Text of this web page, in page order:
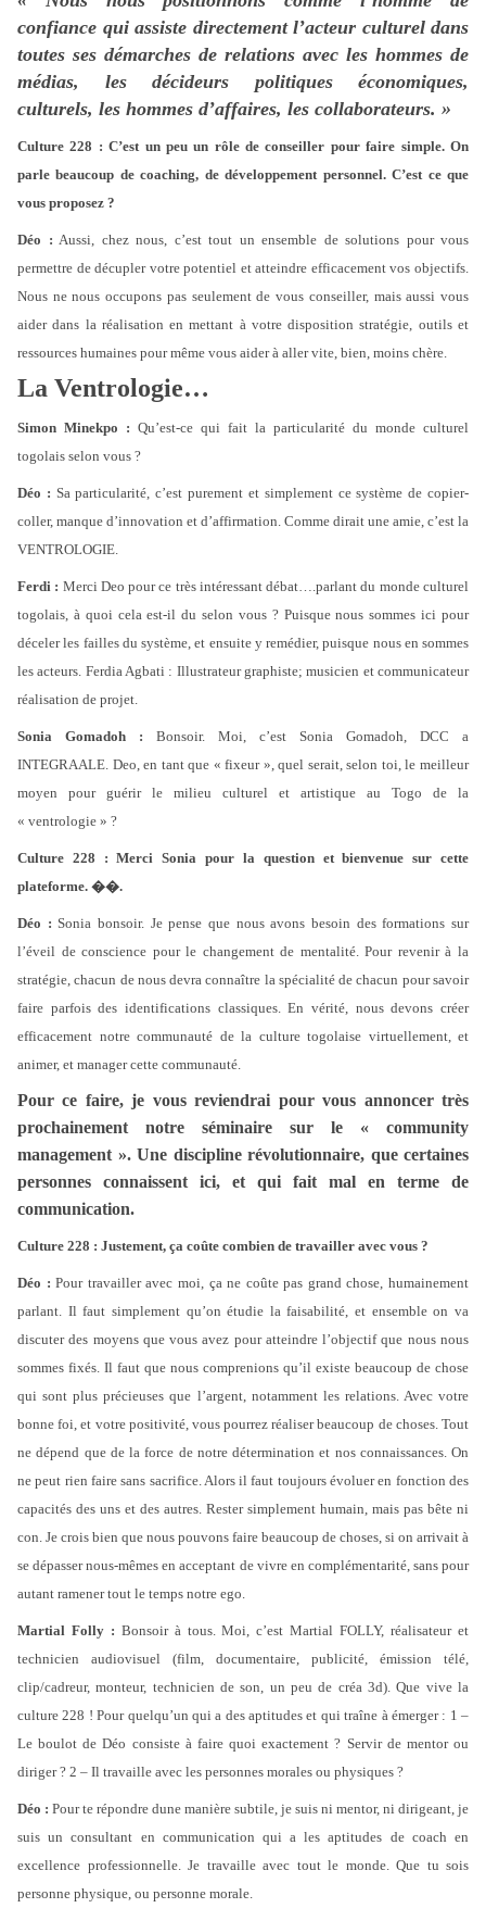
confiance qui assiste directement l’acteur culturel dans
toutes ses démarches de relations avec les hommes de
médias, les décideurs politiques économiques,
culturels, les hommes d’affaires, les collaborateurs. »
Culture 228 : C’est un peu un rôle de conseiller pour faire simple. On
parle beaucoup de coaching, de développement personnel. C’est ce que
vous proposez ?
Déo : Aussi, chez nous, c’est tout un ensemble de solutions pour vous
permettre de décupler votre potentiel et atteindre efficacement vos objectifs.
Nous ne nous occupons pas seulement de vous conseiller, mais aussi vous
aider dans la réalisation en mettant à votre disposition stratégie, outils et
ressources humaines pour même vous aider à aller vite, bien, moins chère.
La Ventrologie…
Simon Minekpo : Qu’est-ce qui fait la particularité du monde culturel
togolais selon vous ?
Déo : Sa particularité, c’est purement et simplement ce système de copier-
coller, manque d’innovation et d’affirmation. Comme dirait une amie, c’est la
VENTROLOGIE.
Ferdi : Merci Deo pour ce très intéressant débat….parlant du monde culturel
togolais, à quoi cela est-il du selon vous ? Puisque nous sommes ici pour
déceler les failles du système, et ensuite y remédier, puisque nous en sommes
les acteurs. Ferdia Agbati : Illustrateur graphiste; musicien et communicateur
réalisation de projet.
Sonia Gomadoh : Bonsoir. Moi, c’est Sonia Gomadoh, DCC a
INTEGRAALE. Deo, en tant que « fixeur », quel serait, selon toi, le meilleur
moyen pour guérir le milieu culturel et artistique au Togo de la
« ventrologie » ?
Culture 228 : Merci Sonia pour la question et bienvenue sur cette
plateforme. ��.
Déo : Sonia bonsoir. Je pense que nous avons besoin des formations sur
l’éveil de conscience pour le changement de mentalité. Pour revenir à la
stratégie, chacun de nous devra connaître la spécialité de chacun pour savoir
faire parfois des identifications classiques. En vérité, nous devons créer
efficacement notre communauté de la culture togolaise virtuellement, et
animer, et manager cette communauté.
Pour ce faire, je vous reviendrai pour vous annoncer très
prochainement notre séminaire sur le « community
management ». Une discipline révolutionnaire, que certaines
personnes connaissent ici, et qui fait mal en terme de
communication.
Culture 228 : Justement, ça coûte combien de travailler avec vous ?
Déo : Pour travailler avec moi, ça ne coûte pas grand chose, humainement
parlant. Il faut simplement qu’on étudie la faisabilité, et ensemble on va
discuter des moyens que vous avez pour atteindre l’objectif que nous nous
sommes fixés. Il faut que nous comprenions qu’il existe beaucoup de chose
qui sont plus précieuses que l’argent, notamment les relations. Avec votre
bonne foi, et votre positivité, vous pourrez réaliser beaucoup de choses. Tout
ne dépend que de la force de notre détermination et nos connaissances. On
ne peut rien faire sans sacrifice. Alors il faut toujours évoluer en fonction des
capacités des uns et des autres. Rester simplement humain, mais pas bête ni
con. Je crois bien que nous pouvons faire beaucoup de choses, si on arrivait à
se dépasser nous-mêmes en acceptant de vivre en complémentarité, sans pour
autant ramener tout le temps notre ego.
Martial Folly : Bonsoir à tous. Moi, c’est Martial FOLLY, réalisateur et
technicien audiovisuel (film, documentaire, publicité, émission télé,
clip/cadreur, monteur, technicien de son, un peu de créa 3d). Que vive la
culture 228 ! Pour quelqu’un qui a des aptitudes et qui traîne à émerger : 1 –
Le boulot de Déo consiste à faire quoi exactement ? Servir de mentor ou
diriger ? 2 – Il travaille avec les personnes morales ou physiques ?
Déo : Pour te répondre dune manière subtile, je suis ni mentor, ni dirigeant, je
suis un consultant en communication qui a les aptitudes de coach en
excellence professionnelle. Je travaille avec tout le monde. Que tu sois
personne physique, ou personne morale.